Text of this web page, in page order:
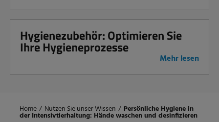
Hygienezubehör: Optimieren Sie
Ihre Hygieneprozesse
Mehr lesen
Home / Nutzen Sie unser Wissen / Persönliche Hygiene in
der Intensivtierhaltung: Hände waschen und desinfizieren